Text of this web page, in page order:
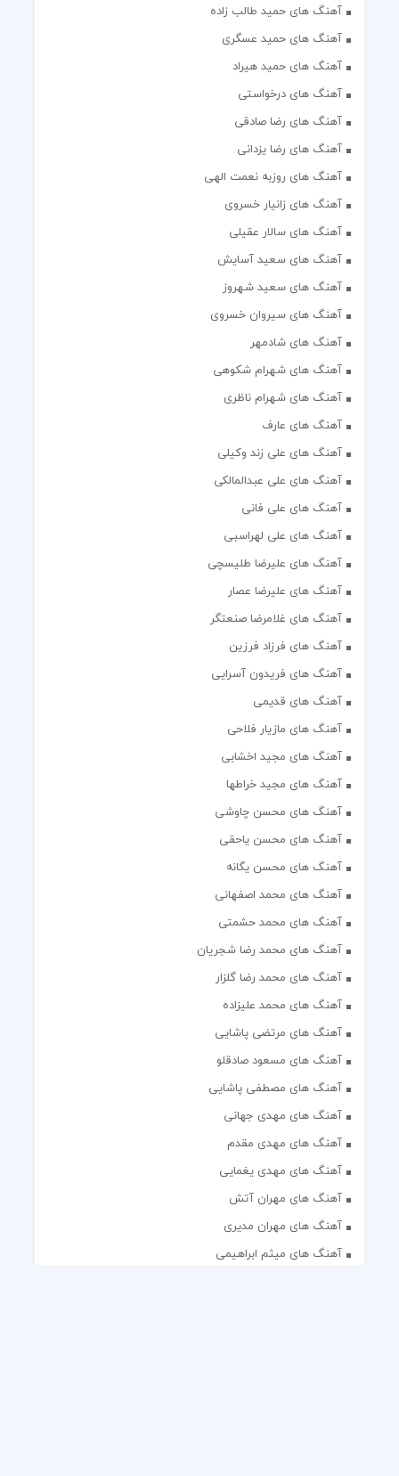
آهنگ های حمید طالب زاده
آهنگ های حمید عسگری
آهنگ های حمید هیراد
آهنگ های درخواستی
آهنگ های رضا صادقی
آهنگ های رضا یزدانی
آهنگ های روزبه نعمت الهی
آهنگ های زانیار خسروی
آهنگ های سالار عقیلی
آهنگ های سعید آسایش
آهنگ های سعید شهروز
آهنگ های سیروان خسروی
آهنگ های شادمهر
آهنگ های شهرام شکوهی
آهنگ های شهرام ناظری
آهنگ های عارف
آهنگ های علی زند وکیلی
آهنگ های علی عبدالمالکی
آهنگ های علی فانی
آهنگ های علی لهراسبی
آهنگ های علیرضا طلیسچی
آهنگ های علیرضا عصار
آهنگ های غلامرضا صنعتگر
آهنگ های فرزاد فرزین
آهنگ های فریدون آسرایی
آهنگ های قدیمی
آهنگ های مازیار فلاحی
آهنگ های مجید اخشابی
آهنگ های مجید خراطها
آهنگ های محسن چاوشی
آهنگ های محسن یاحقی
آهنگ های محسن یگانه
آهنگ های محمد اصفهانی
آهنگ های محمد حشمتی
آهنگ های محمد رضا شجریان
آهنگ های محمد رضا گلزار
آهنگ های محمد علیزاده
آهنگ های مرتضی پاشایی
آهنگ های مسعود صادقلو
آهنگ های مصطفی پاشایی
آهنگ های مهدی جهانی
آهنگ های مهدی مقدم
آهنگ های مهدی یغمایی
آهنگ های مهران آتش
آهنگ های مهران مدیری
آهنگ های میثم ابراهیمی